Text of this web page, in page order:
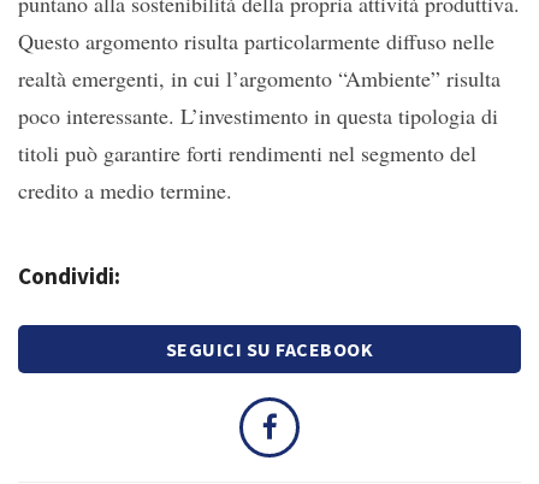
Questo argomento risulta particolarmente diffuso nelle
realtà emergenti, in cui l’argomento “Ambiente” risulta
poco interessante. L’investimento in questa tipologia di
titoli può garantire forti rendimenti nel segmento del
credito a medio termine.
Condividi:
SEGUICI SU FACEBOOK